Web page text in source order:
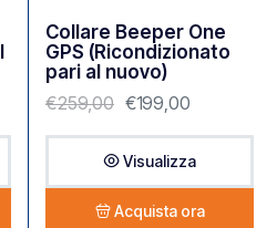
Collare Beeper One
GPS (Ricondizionato
pari al nuovo)
€259,00 €199,00
Visualizza
Acquista ora